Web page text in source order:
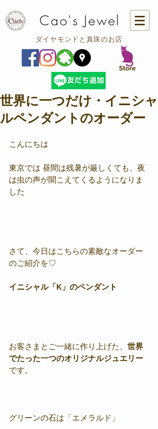
Cao's Jewel
ダイヤモンドと真珠のお店
​Store
世界に一つだけ・イニシャ
ルペンダントのオーダー
こんにちは
東京では 昼間は残暑が厳しくても、夜
は虫の声が聞こえてくるようになりま
した
さて、今日はこちらの素敵なオーダー
のご紹介を♡
イニシャル「K」のペンダント
お客さまとご一緒に作り上げた、 世界
でたった一つのオリジナルジュエリー
です。
グリーンの石は「エメラルド」